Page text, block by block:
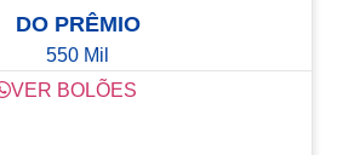
DO PRÊMIO
550 Mil
VER BOLÕES